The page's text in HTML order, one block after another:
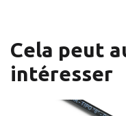
Cela peut
intéresser